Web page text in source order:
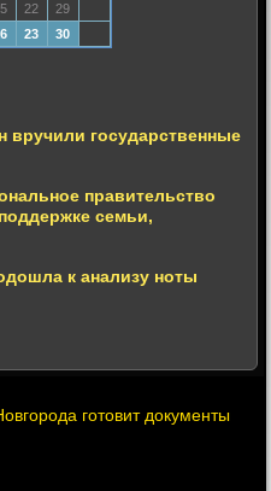
22
29
23 30
государственные
правительство
семьи,
к анализу ноты
готовит документы